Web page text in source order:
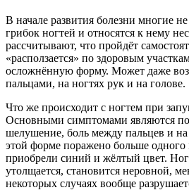
В начале развития болезни многие
грибок ногтей и относятся к нему
рассчитывают, что пройдёт
«расползается» по здоровым
осложнённую форму. Может даже
пальцами, на ногтях рук и на голове.
Что же происходит с ногтем при
Основными симптомами являются
шелушение, боль между пальцев и
этой форме поражено больше одного
приобрели синий и жёлтый цвет.
утолщается, становится неровной,
некоторых случаях вообще